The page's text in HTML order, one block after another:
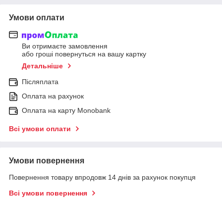
Умови оплати
Ви отримаєте замовлення
або гроші повернуться на вашу картку
Детальніше
Післяплата
Оплата на рахунок
Оплата на карту Monobank
Всі умови оплати
Умови повернення
Повернення товару впродовж 14 днів за рахунок покупця
Всі умови повернення